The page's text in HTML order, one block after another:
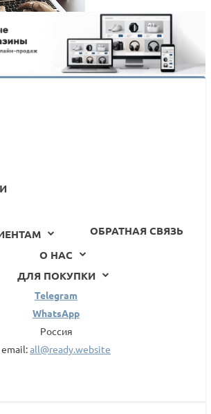
интернет-магазин от
ОБРАТНАЯ СВЯЗЬ
О НАС
ДЛЯ ПОКУПКИ
Telegram
WhatsApp
Россия
email:all@ready.website